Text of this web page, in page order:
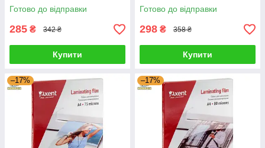
Готово до відправки
285 ₴ 342 ₴
Купити
Готово до відправки
298 ₴ 358 ₴
Купити
–17% –17%